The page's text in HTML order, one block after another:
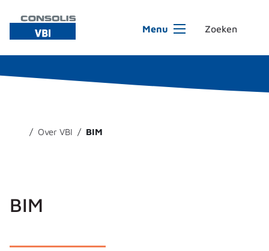
Menu
Over VBI BIM
BIM